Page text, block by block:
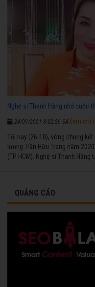
Nghệ sĩ Thanh Hằng nhớ cuộc
24/09/2021 8:02:26 SA
Tối nay (26-10), vòng chung
lương Trần Hữu Trang năm
(TP HCM). Nghệ sĩ Thanh
Xem chi
QUẢNG CÁO